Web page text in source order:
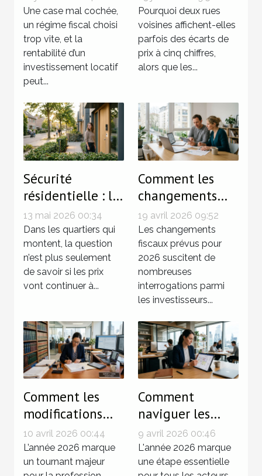
coûtent cher aux
propriétaires-
bailleurs
Une case mal cochée,
un régime fiscal choisi
trop vite, et la
rentabilité d’un
investissement locatif
peut...
d’un quartier
fait grimper les
prix
Pourquoi deux rues
voisines affichent-elles
parfois des écarts de
prix à cinq chiffres,
alors que les...
Sécurité
résidentielle : le
détail qui
change la donne
dans l’essor d’un
quartier
13 mai 2026 00:34
Dans les quartiers qui
montent, la question
n’est plus seulement
de savoir si les prix
vont continuer à...
Comment les
changements
fiscaux de 2026
affecteront vos
investissements
immobiliers ?
19 avril 2026 09:52
Les changements
fiscaux prévus pour
2026 suscitent de
nombreuses
interrogations parmi
les investisseurs...
Comment les
modifications
législatives de
2026
influencent-elles
10 avril 2026 00:44
L’année 2026 marque
un tournant majeur
Comment
naviguer les
modifications du
décret tertiaire
en 2026 ?
9 avril 2026 00:46
L'année 2026 marque
une étape essentielle